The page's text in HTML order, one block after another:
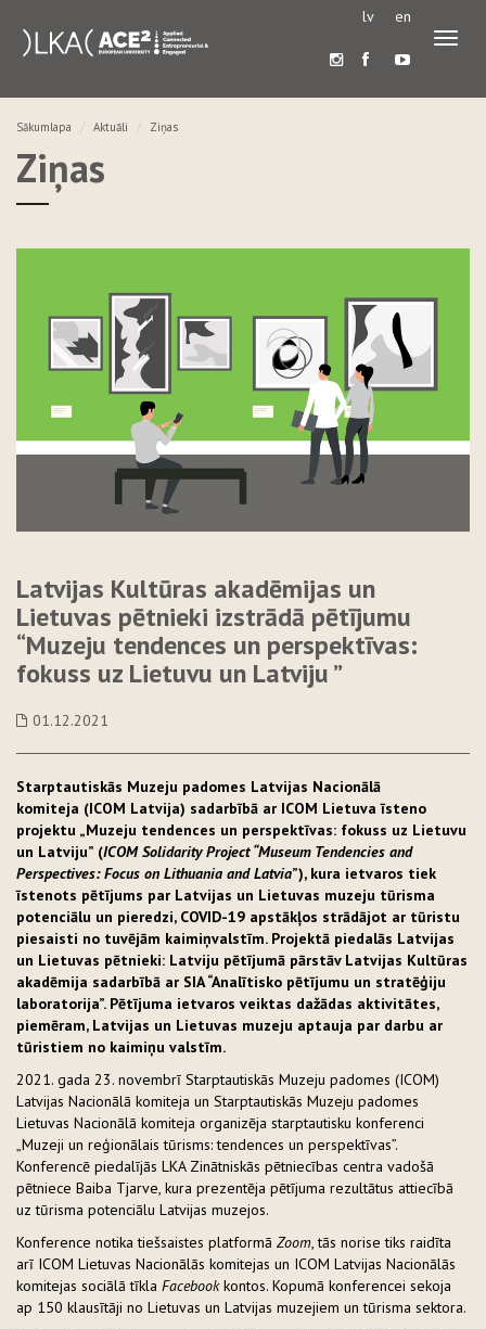
lv en
Sākumlapa Aktuāli Ziņas
Ziņas
Latvijas Kultūras akadēmijas un
Lietuvas pētnieki izstrādā pētījumu
“Muzeju tendences un perspektīvas:
fokuss uz Lietuvu un Latviju ”
01.12.2021
Starptautiskās Muzeju padomes Latvijas Nacionālā
komiteja (ICOM Latvija) sadarbībā ar ICOM Lietuva īsteno
projektu „Muzeju tendences un perspektīvas: fokuss uz Lietuvu
un Latviju” (ICOM Solidarity Project “Museum Tendencies and
Perspectives: Focus on Lithuania and Latvia”), kura ietvaros tiek
īstenots pētījums par Latvijas un Lietuvas muzeju tūrisma
potenciālu un pieredzi, COVID-19 apstākļos strādājot ar tūristu
piesaisti no tuvējām kaimiņvalstīm. Projektā piedalās Latvijas
un Lietuvas pētnieki: Latviju pētījumā pārstāv Latvijas Kultūras
akadēmija sadarbībā ar SIA “Analītisko pētījumu un stratēģiju
laboratorija”. Pētījuma ietvaros veiktas dažādas aktivitātes,
piemēram, Latvijas un Lietuvas muzeju aptauja par darbu ar
tūristiem no kaimiņu valstīm.
2021. gada 23. novembrī Starptautiskās Muzeju padomes (ICOM)
Latvijas Nacionālā komiteja un Starptautiskās Muzeju padomes
Lietuvas Nacionālā komiteja organizēja starptautisku konferenci
„Muzeji un reģionālais tūrisms: tendences un perspektīvas”.
Konferencē piedalījās LKA Zinātniskās pētniecības centra vadošā
pētniece Baiba Tjarve, kura prezentēja pētījuma rezultātus attiecībā
uz tūrisma potenciālu Latvijas muzejos.
Konference notika tiešsaistes platformā Zoom, tās norise tiks raidīta
arī ICOM Lietuvas Nacionālās komitejas un ICOM Latvijas Nacionālās
komitejas sociālā tīkla Facebookkontos. Kopumā konferencei sekoja
ap 150 klausītāji no Lietuvas un Latvijas muzejiem un tūrisma sektora.